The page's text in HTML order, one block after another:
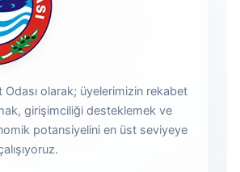
Odası olarak; üyelerimizin rekabet
girişimciliği desteklemek ve
potansiyelini en üst seviyeye